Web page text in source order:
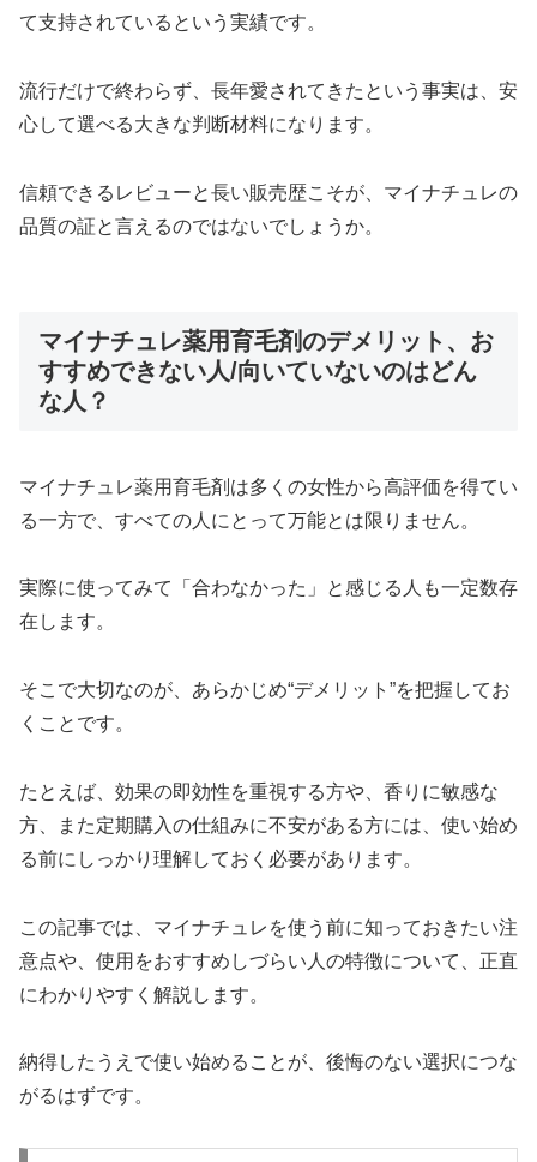
て支持されているという実績です。
流行だけで終わらず、長年愛されてきたという事実は、安
心して選べる大きな判断材料になります。
信頼できるレビューと長い販売歴こそが、マイナチュレの
品質の証と言えるのではないでしょうか。
マイナチュレ薬用育毛剤のデメリット、お
すすめできない人/向いていないのはどん
な人？
マイナチュレ薬用育毛剤は多くの女性から高評価を得てい
る一方で、すべての人にとって万能とは限りません。
実際に使ってみて「合わなかった」と感じる人も一定数存
在します。
そこで大切なのが、あらかじめ“デメリット”を把握してお
くことです。
たとえば、効果の即効性を重視する方や、香りに敏感な
方、また定期購入の仕組みに不安がある方には、使い始め
る前にしっかり理解しておく必要があります。
この記事では、マイナチュレを使う前に知っておきたい注
意点や、使用をおすすめしづらい人の特徴について、正直
にわかりやすく解説します。
納得したうえで使い始めることが、後悔のない選択につな
がるはずです。